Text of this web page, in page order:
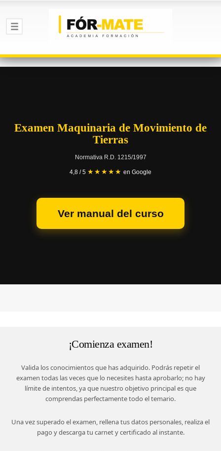
Examen Maquinaria de Movimiento de
Tierras
Normativa R.D. 1215/1997
4,8 / 5 ★★★★★ en Google
Ver manual del curso
¡Comienza examen!
Valida los conocimientos que has adquirido. Podrás repetir el
examen todas las veces que lo necesites hasta aprobarlo; no hay
límite de intentos, ya que nuestro objetivo principal es que
comprendas perfectamente todo el temario.
Una vez superado el examen, rellena tus datos personales, realiza el
pago y descarga tu carnet y certificado al instante.